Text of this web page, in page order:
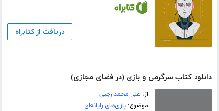
دریافت از کتابراه
دانلود کتاب سرگرمی و بازی (در فضای مجازی)
از: علی محمد رجبی
موضوع:بازی‌های رایانه‌ای